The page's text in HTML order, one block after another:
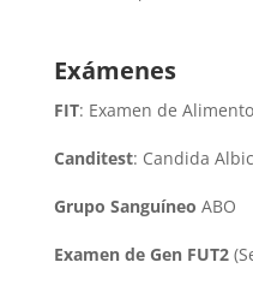
Exámenes
FIT: Examen de
Canditest: Candida
Grupo Sanguíneo ABO
Examen de Gen FUT2